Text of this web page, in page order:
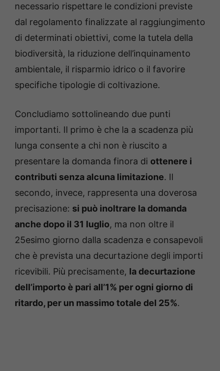
necessario rispettare le condizioni previste
dal regolamento finalizzate al raggiungimento
di determinati obiettivi, come la tutela della
biodiversità, la riduzione dell’inquinamento
ambientale, il risparmio idrico o il favorire
specifiche tipologie di coltivazione.
Concludiamo sottolineando due punti
importanti. Il primo è che la a scadenza più
lunga consente a chi non è riuscito a
presentare la domanda finora di ottenere i
contributi senza alcuna limitazione. Il
secondo, invece, rappresenta una doverosa
precisazione: si può inoltrare la domanda
anche dopo il 31 luglio, ma non oltre il
25esimo giorno dalla scadenza e consapevoli
che è prevista una decurtazione degli importi
ricevibili. Più precisamente, la decurtazione
dell’importo è pari all’1% per ogni giorno di
ritardo, per un massimo totale del 25%.